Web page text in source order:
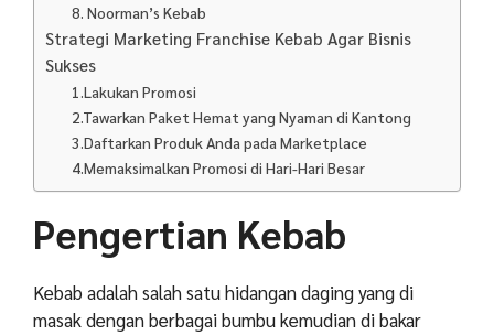
8. Noorman’s Kebab
Strategi Marketing Franchise Kebab Agar Bisnis
Sukses
1.Lakukan Promosi
2.Tawarkan Paket Hemat yang Nyaman di Kantong
3.Daftarkan Produk Anda pada Marketplace
4.Memaksimalkan Promosi di Hari-Hari Besar
Pengertian Kebab
Kebab adalah salah satu hidangan daging yang di
masak dengan berbagai bumbu kemudian di bakar